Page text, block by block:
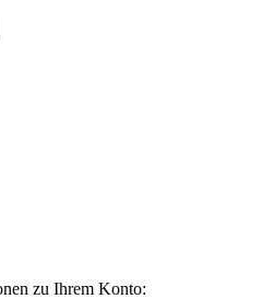
zu Ihrem Konto: